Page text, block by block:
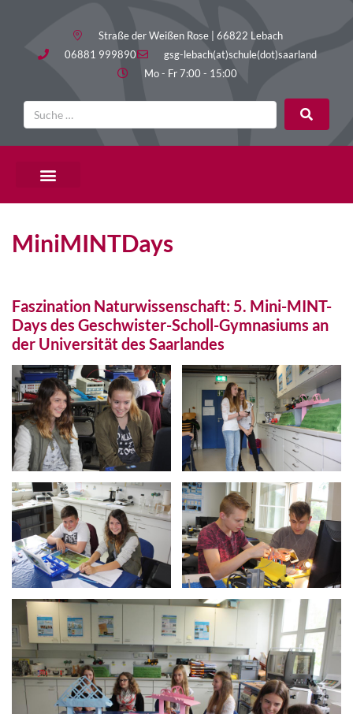
Straße der Weißen Rose | 66822 Lebach
06881 999890
gsg-lebach(at)schule(dot)saarland
Mo - Fr 7:00 - 15:00
MiniMINTDays
Faszination Naturwissenschaft: 5. Mini-MINT-
Days des Geschwister-Scholl-Gymnasiums an
der Universität des Saarlandes